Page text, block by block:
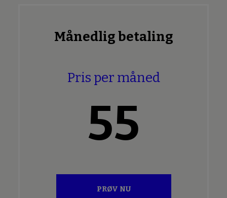
Månedlig betaling
Pris per måned
55
PRØV NU